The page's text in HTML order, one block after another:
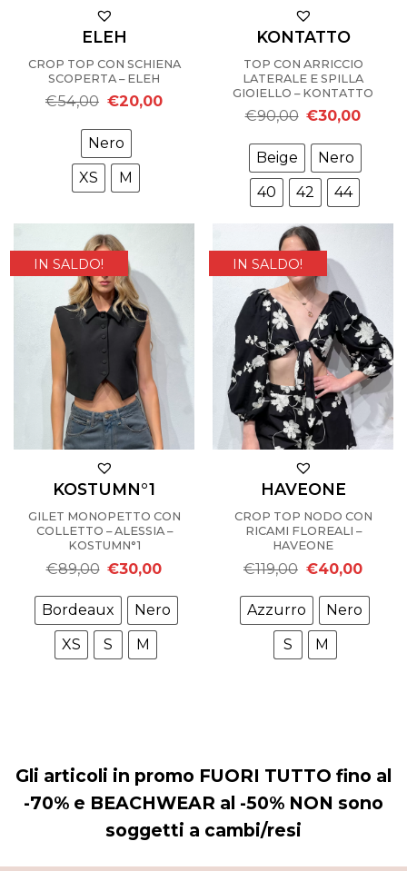
ELEH
CROP TOP CON SCHIENA
SCOPERTA – ELEH
€54,00 Il
prezzo
era:
€54,00.
€20,00Il
prezzo
Nero
XS
M
KONTATTO
TOP CON ARRICCIO
LATERALE E SPILLA
GIOIELLO – KONTATTO
€90,00 Il
prezzo
era:
€90,00.
€30,00Il
è:
Beige
Nero
40
42 44
IN SALDO!
KOSTUMN°1
GILET MONOPETTO CON
COLLETTO – ALESSIA –
KOSTUMN°1
€89,00 Il
prezzo
era:
€89,00.
€30,00Il
è:
€30,00.
Bordeaux
Nero
XS
S M
IN SALDO!
HAVEONE
CROP TOP NODO CON
RICAMI FLOREALI –
HAVEONE
€119,00 Il
prezzo
era:
€119,00.
€40,00Il
prezzo
è:
Azzurro
Nero
S
M
Gli articoli in promo FUORI TUTTO fino al
-70% e BEACHWEAR al -50% NON sono
soggetti a cambi/resi